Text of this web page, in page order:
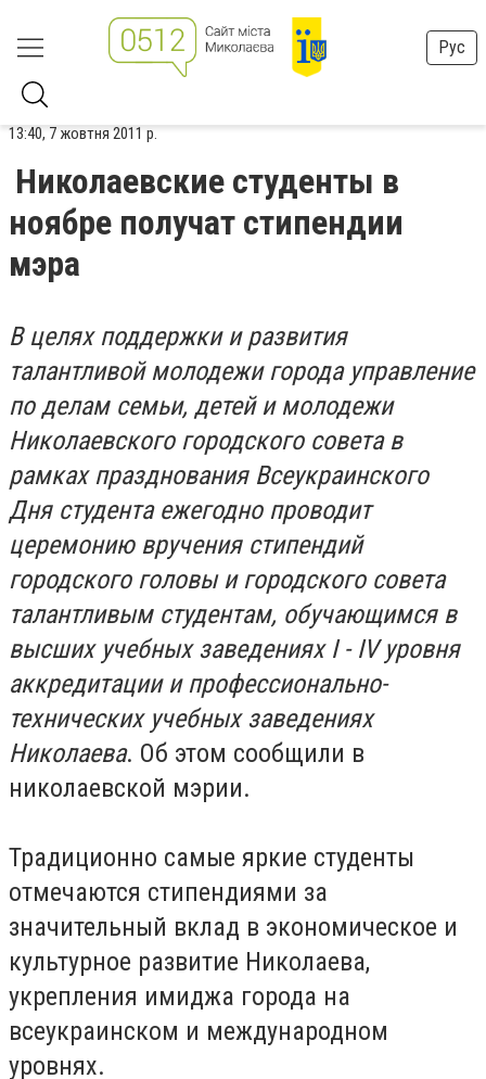
Рус
13:40, 7 жовтня 2011 р.
Николаевские студенты в
ноябре получат стипендии
мэра
Вцелях поддержки и развития
талантливой молодежи города управление
по делам семьи, детей и молодежи
Николаевского городского совета в
рамках празднования Всеукраинского
Дня студента ежегодно проводит
церемонию вручения стипендий
городского головы и городского совета
талантливым студентам, обучающимся в
высших учебных заведениях I - IV уровня
аккредитации и профессионально-
технических учебных заведениях
Николаева. Об этом сообщили в
николаевской мэрии.
Традиционно самые яркие студенты
отмечаются стипендиями за
значительный вклад в экономическое и
культурное развитие Николаева,
укрепления имиджа города на
всеукраинском и международном
уровнях.